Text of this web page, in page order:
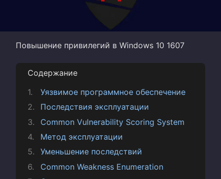
Повышение привилегий в Windows 10 1607
Содержание
Уязвимое программное обеспечение
Последствия эксплуатации
Common Vulnerability Scoring System
Метод эксплуатации
Уменьшение последствий
Common Weakness Enumeration